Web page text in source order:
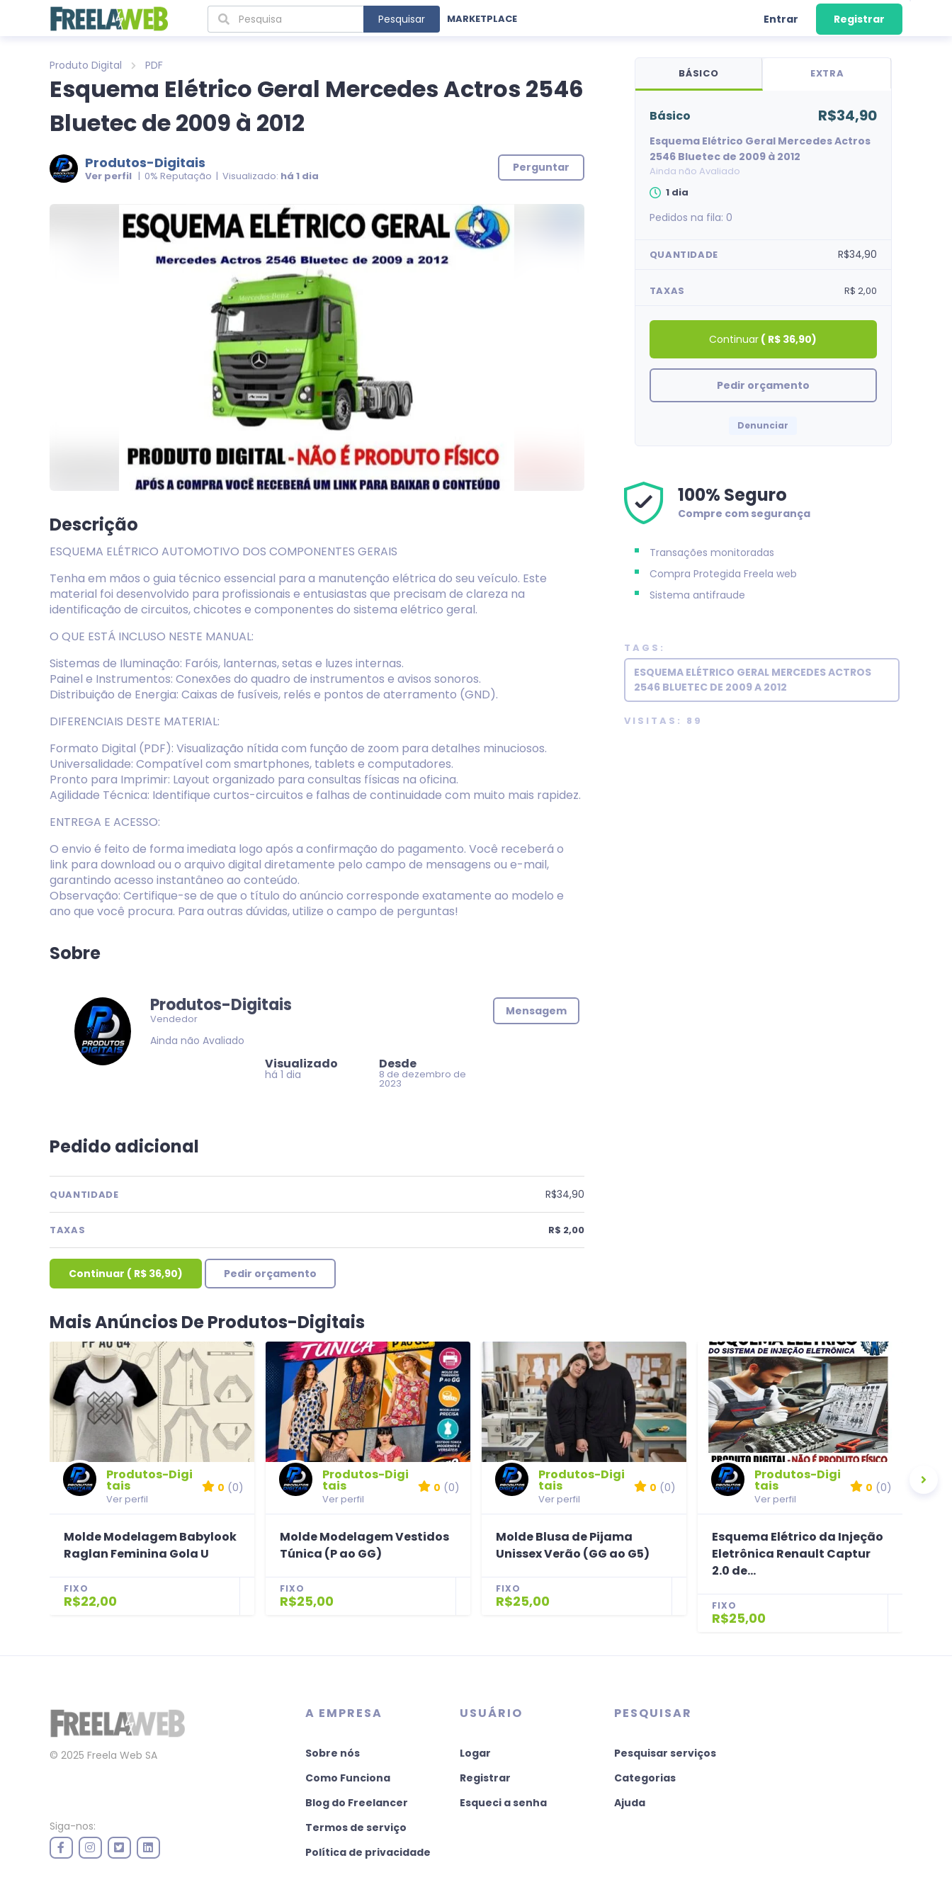
Pesquisar MARKETPLACE Entrar Registrar
Produto Digital PDF
Esquema Elétrico Geral Mercedes Actros 2546
Bluetec de 2009 à 2012
Produtos-Digitais
Ver perfil | 0% Reputação | Visualizado: há 1 dia
Perguntar
Descrição
ESQUEMA ELÉTRICO AUTOMOTIVO DOS COMPONENTES GERAIS
Tenha em mãos o guia técnico essencial para a manutenção elétrica do seu veículo. Este
material foi desenvolvido para profissionais e entusiastas que precisam de clareza na
identificação de circuitos, chicotes e componentes do sistema elétrico geral.
O QUE ESTÁ INCLUSO NESTE MANUAL:
Sistemas de Iluminação: Faróis, lanternas, setas e luzes internas.
Painel e Instrumentos: Conexões do quadro de instrumentos e avisos sonoros.
Distribuição de Energia: Caixas de fusíveis, relés e pontos de aterramento (GND).
DIFERENCIAIS DESTE MATERIAL:
Formato Digital (PDF): Visualização nítida com função de zoom para detalhes minuciosos.
Universalidade: Compatível com smartphones, tablets e computadores.
Pronto para Imprimir: Layout organizado para consultas físicas na oficina.
Agilidade Técnica: Identifique curtos-circuitos e falhas de continuidade com muito mais rapidez.
ENTREGA E ACESSO:
O envio é feito de forma imediata logo após a confirmação do pagamento. Você receberá o
link para download ou o arquivo digital diretamente pelo campo de mensagens ou e-mail,
garantindo acesso instantâneo ao conteúdo.
Observação: Certifique-se de que o título do anúncio corresponde exatamente ao modelo e
ano que você procura. Para outras dúvidas, utilize o campo de perguntas!
Sobre
Produtos-Digitais
Vendedor
Ainda não Avaliado
Visualizado
há 1 dia
Desde
8 de dezembro de
2023
Mensagem
Pedido adicional
QUANTIDADE R$34,90
TAXAS R$ 2,00
Continuar ( R$ 36,90) Pedir orçamento
BÁSICO EXTRA
básico R$34,90
Esquema Elétrico Geral Mercedes Actros
2546 Bluetec de 2009 à 2012
Ainda não Avaliado
1 dia
Pedidos na fila: 0
QUANTIDADE R$34,90
TAXAS R$ 2,00
Continuar ( R$ 36,90)
Pedir orçamento
Denunciar
100% Seguro
Compre com segurança
Transações monitoradas
Compra Protegida Freela web
Sistema antifraude
TAGS:
ESQUEMA ELÉTRICO GERAL MERCEDES ACTROS
2546 BLUETEC DE 2009 A 2012
VISITAS: 89
Mais Anúncios De Produtos-Digitais
Produtos-Digi
tais
Ver perfil
0 (0)
Molde Modelagem Babylook
Raglan Feminina Gola U
FIXO
R$22,00
Produtos-Digi
tais
Ver perfil
0 (0)
Molde Modelagem Vestidos
Túnica (P ao GG)
FIXO
R$25,00
Produtos-Digi
tais
Ver perfil
0 (0)
Molde Blusa de Pijama
Unissex Verão (GG ao G5)
FIXO
R$25,00
Produtos-Digi
tais
Ver perfil
0 (0)
Esquema Elétrico da Injeção
Eletrônica Renault Captur
2.0 de...
FIXO
R$25,00
© 2025 Freela Web SA
Siga-nos:
A EMPRESA
Sobre nós
Como Funciona
Blog do Freelancer
Termos de serviço
Política de privacidade
USUÁRIO
Logar
Registrar
Esqueci a senha
PESQUISAR
Pesquisar serviços
Categorias
Ajuda